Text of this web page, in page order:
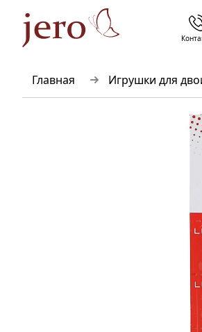
Главная Игрушки для